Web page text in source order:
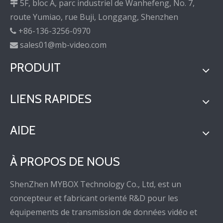
 5F, bloc A, parc industriel de Wanhefeng, No. 7,
route Yumiao, rue Buji, Longgang, Shenzhen
 +86-136-3256-0970
 sales01@mb-video.com
PRODUIT
LIENS RAPIDES
AIDE
À PROPOS DE NOUS
ShenZhen MYBOX Technology Co., Ltd, est un
concepteur et fabricant orienté R&D pour les
équipements de transmission de données vidéo et